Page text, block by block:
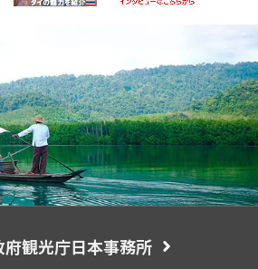
府観光庁日本事務所